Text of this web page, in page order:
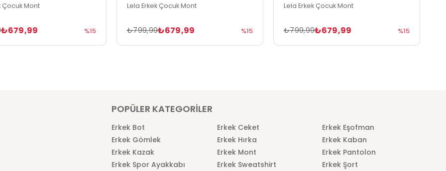
Çocuk Mont
₺679,99 %15
Lela Erkek Çocuk Mont
₺679,99
₺799,99 %15
Lela Erkek Çocuk Mont
₺679,99
₺799,99 %15
POPÜLER KATEGORİLER
Erkek Bot Erkek Ceket
Erkek Eşofman
Erkek Gömlek
Erkek Hırka
Erkek Kaban
Erkek Kazak
Erkek Mont
Erkek Pantolon
Erkek Spor Ayakkabı
Erkek Sweatshirt
Erkek Şort